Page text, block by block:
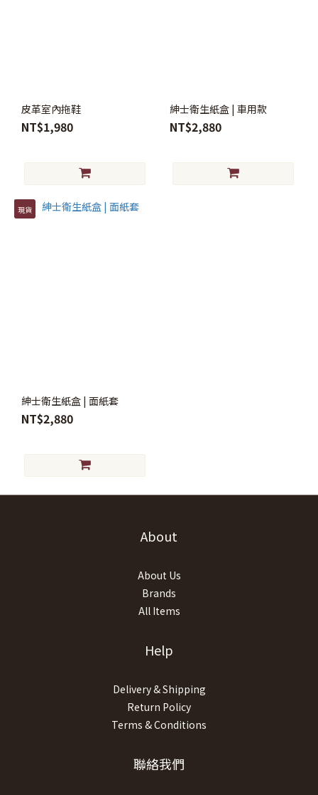
皮革室內拖鞋
NT$1,980
紳士衛生紙盒 | 車用款
NT$2,880
現貨
紳士衛生紙盒 | 面紙套
NT$2,880
About
About Us
Brands
All Items
Help
Delivery & Shipping
Return Policy
Terms & Conditions
聯絡我們